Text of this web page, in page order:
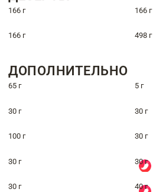
166 г 166 г
166 г 498 г
ДОПОЛНИТЕЛЬНО
65 г 5 г
30 г 30 г
100 г 30 г
30 г 30 г
30 г 40 г